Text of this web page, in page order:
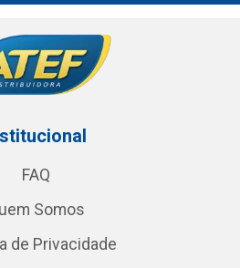
FAQ
Somos
de Privacidade